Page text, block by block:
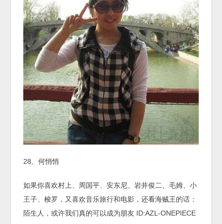
28、何悄悄
如果你喜欢村上、周国平、安东尼、岩井俊二、毛姆、小
王子、梭罗，又喜欢音乐旅行和电影，还看海贼王的话：
陌生人，或许我们真的可以成为朋友 ID:AZL-ONEPIECE